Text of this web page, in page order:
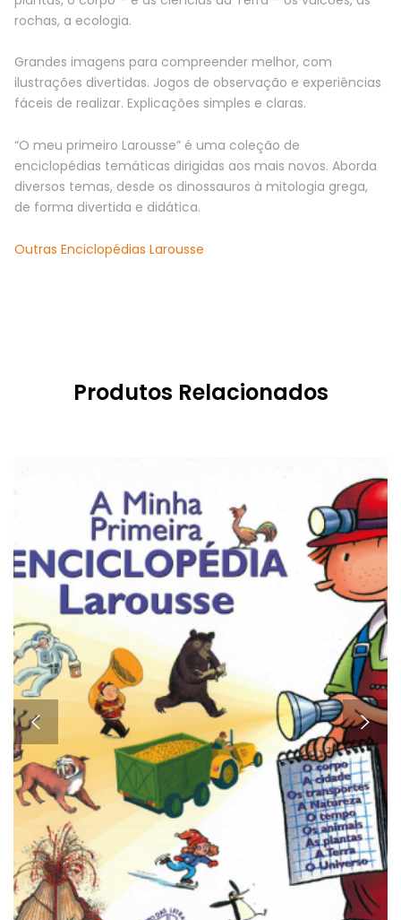
rochas, a ecologia.
Grandes imagens para compreender melhor, com
ilustrações divertidas. Jogos de observação e experiências
fáceis de realizar. Explicações simples e claras.
“O meu primeiro Larousse” é uma coleção de
enciclopédias temáticas dirigidas aos mais novos. Aborda
diversos temas, desde os dinossauros à mitologia grega,
de forma divertida e didática.
Outras Enciclopédias Larousse
Produtos Relacionados